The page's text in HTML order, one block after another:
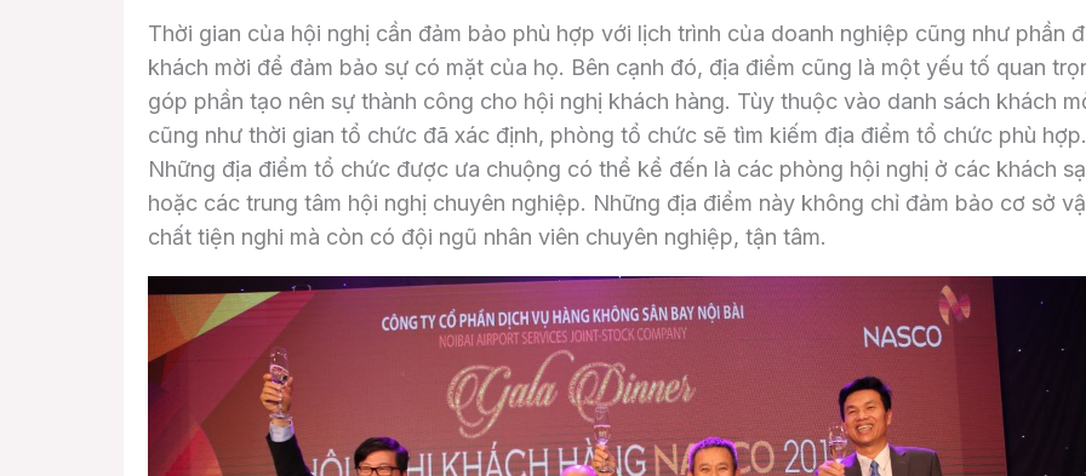
Thời gian của hội nghị cần đảm bảo phù hợp với lịch trình của doanh nghiệp cũng như phần
khách mời để đảm bảo sự có mặt của họ. Bên cạnh đó, địa điểm cũng là một yếu tố quan
góp phần tạo nên sự thành công cho hội nghị khách hàng. Tùy thuộc vào danh sách khách
cũng như thời gian tổ chức đã xác định, phòng tổ chức sẽ tìm kiếm địa điểm tổ chức phù hợp.
Những địa điểm tổ chức được ưa chuộng có thể kể đến là các phòng hội nghị ở các khách
hoặc các trung tâm hội nghị chuyên nghiệp. Những địa điểm này không chỉ đảm bảo cơ sở
chất tiện nghi mà còn có đội ngũ nhân viên chuyên nghiệp, tận tâm.